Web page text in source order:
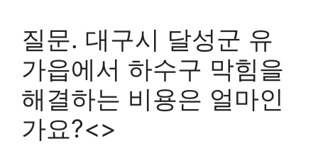
질문. 대구시 달성군 유
가읍에서 하수구 막힘을
해결하는 비용은 얼마인
가요?<>